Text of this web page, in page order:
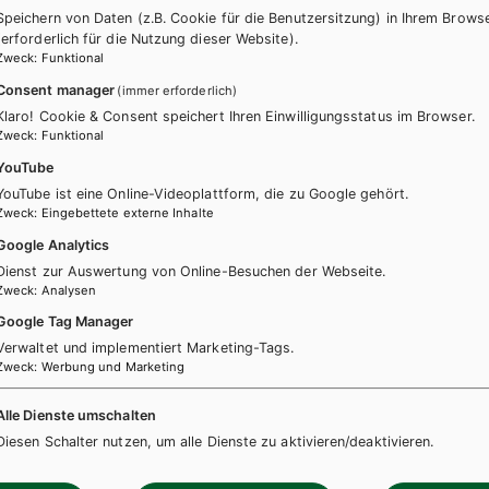
HAS HUM/FS
Übungsbuch für
Niveau A1/A2
von Daten (z.B. Cookie für die Benutzersitzung) in Ihrem
für die Nutzung dieser Website).
: Funktional
manager (immer erforderlich)
Cookie & Consent speichert Ihren Einwilligungsstatus im Browser.
: Funktional
ist eine Online-Videoplattform, die zu Google gehört.
: Eingebettete externe Inhalte
Analytics
zur Auswertung von Online-Besuchen der Webseite.
: Analysen
Tag Manager
und implementiert Marketing-Tags.
: Werbung und Marketing
Dienste umschalten
Schalter nutzen, um alle Dienste zu aktivieren/deaktivieren.